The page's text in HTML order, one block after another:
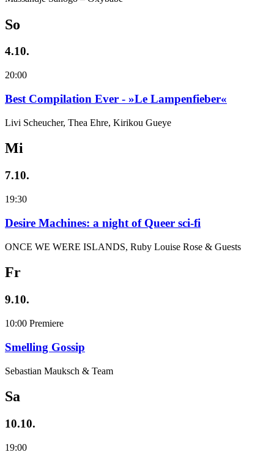
So
4.10.
20:00
Best Compilation Ever - »Le Lampenfieber«
Livi Scheucher, Thea Ehre, Kirikou Gueye
Mi
7.10.
19:30
Desire Machines: a night of Queer sci-fi
ONCE WE WERE ISLANDS, Ruby Louise Rose & Guests
Fr
9.10.
10:00 Premiere
Smelling Gossip
Sebastian Mauksch & Team
Sa
10.10.
19:00